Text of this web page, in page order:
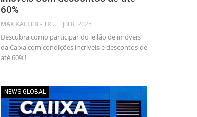
60%
MAX KALLEB - TRADER jul 8, 2025
Descubra como participar do leilão de imóveis
da Caixa com condições incríveis e descontos de
até 60%!
NEWS GLOBAL